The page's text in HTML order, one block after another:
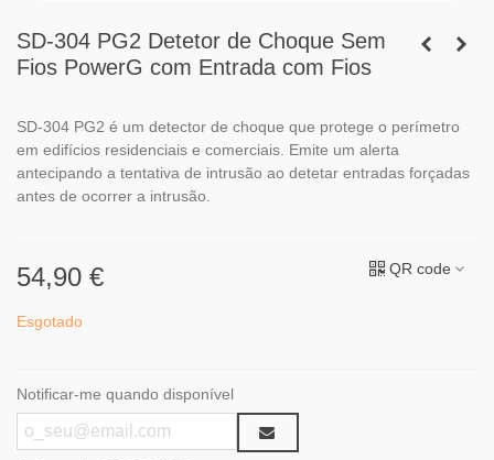
SD-304 PG2 Detetor de Choque Sem
Fios PowerG com Entrada com Fios
SD-304 PG2 é um detector de choque que protege o perímetro
em edifícios residenciais e comerciais. Emite um alerta
antecipando a tentativa de intrusão ao detetar entradas forçadas
antes de ocorrer a intrusão.
54,90 € QR code
Esgotado
Notificar-me quando disponível